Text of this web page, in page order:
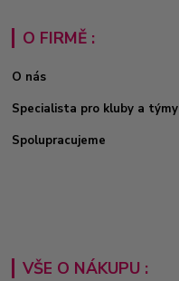
O FIRMĚ :
O nás
Specialista pro kluby a týmy
Spolupracujeme
VŠE O NÁKUPU :